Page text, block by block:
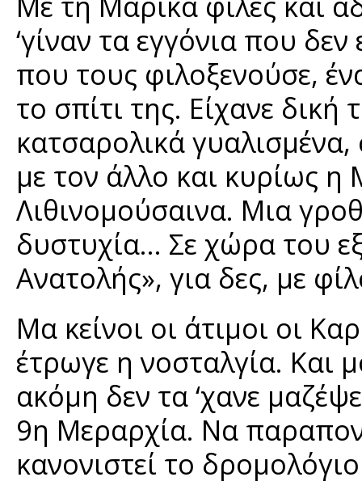
‘γίναν τα εγγόνια που
που τους φιλοξενούσε,
το σπίτι της. Είχανε
κατσαρολικά
με τον άλλο και κυρίως η
Λιθινομούσαινα. Μια
δυστυχία… Σε χώρα του
Ανατολής», για δες, με
Μα κείνοι οι άτιμοι οι
έτρωγε η νοσταλγία. Και
ακόμη δεν τα ‘χανε
9η Μεραρχία. Να
κανονιστεί το